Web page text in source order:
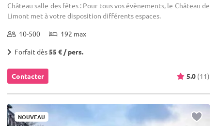
Château salle des fêtes : Pour tous vos évènements, le Château de
Limont met à votre disposition différents espaces.
10-500 192 max
Forfait dès55 € / pers.
Contacter 5.0 (11)
NOUVEAU